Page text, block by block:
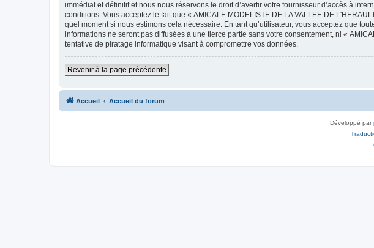
immédiat et définitif et nous nous réservons le droit d’avertir votre fournisseur d’accès à
conditions. Vous acceptez le fait que « AMICALE MODELISTE DE LA VALLEE DE
quel moment si nous estimons cela nécessaire. En tant qu’utilisateur, vous acceptez que
informations ne seront pas diffusées à une tierce partie sans votre consentement, ni «
tentative de piratage informatique visant à compromettre vos données.
Revenir à la page précédente
Accueil Accueil du forum
Développé par